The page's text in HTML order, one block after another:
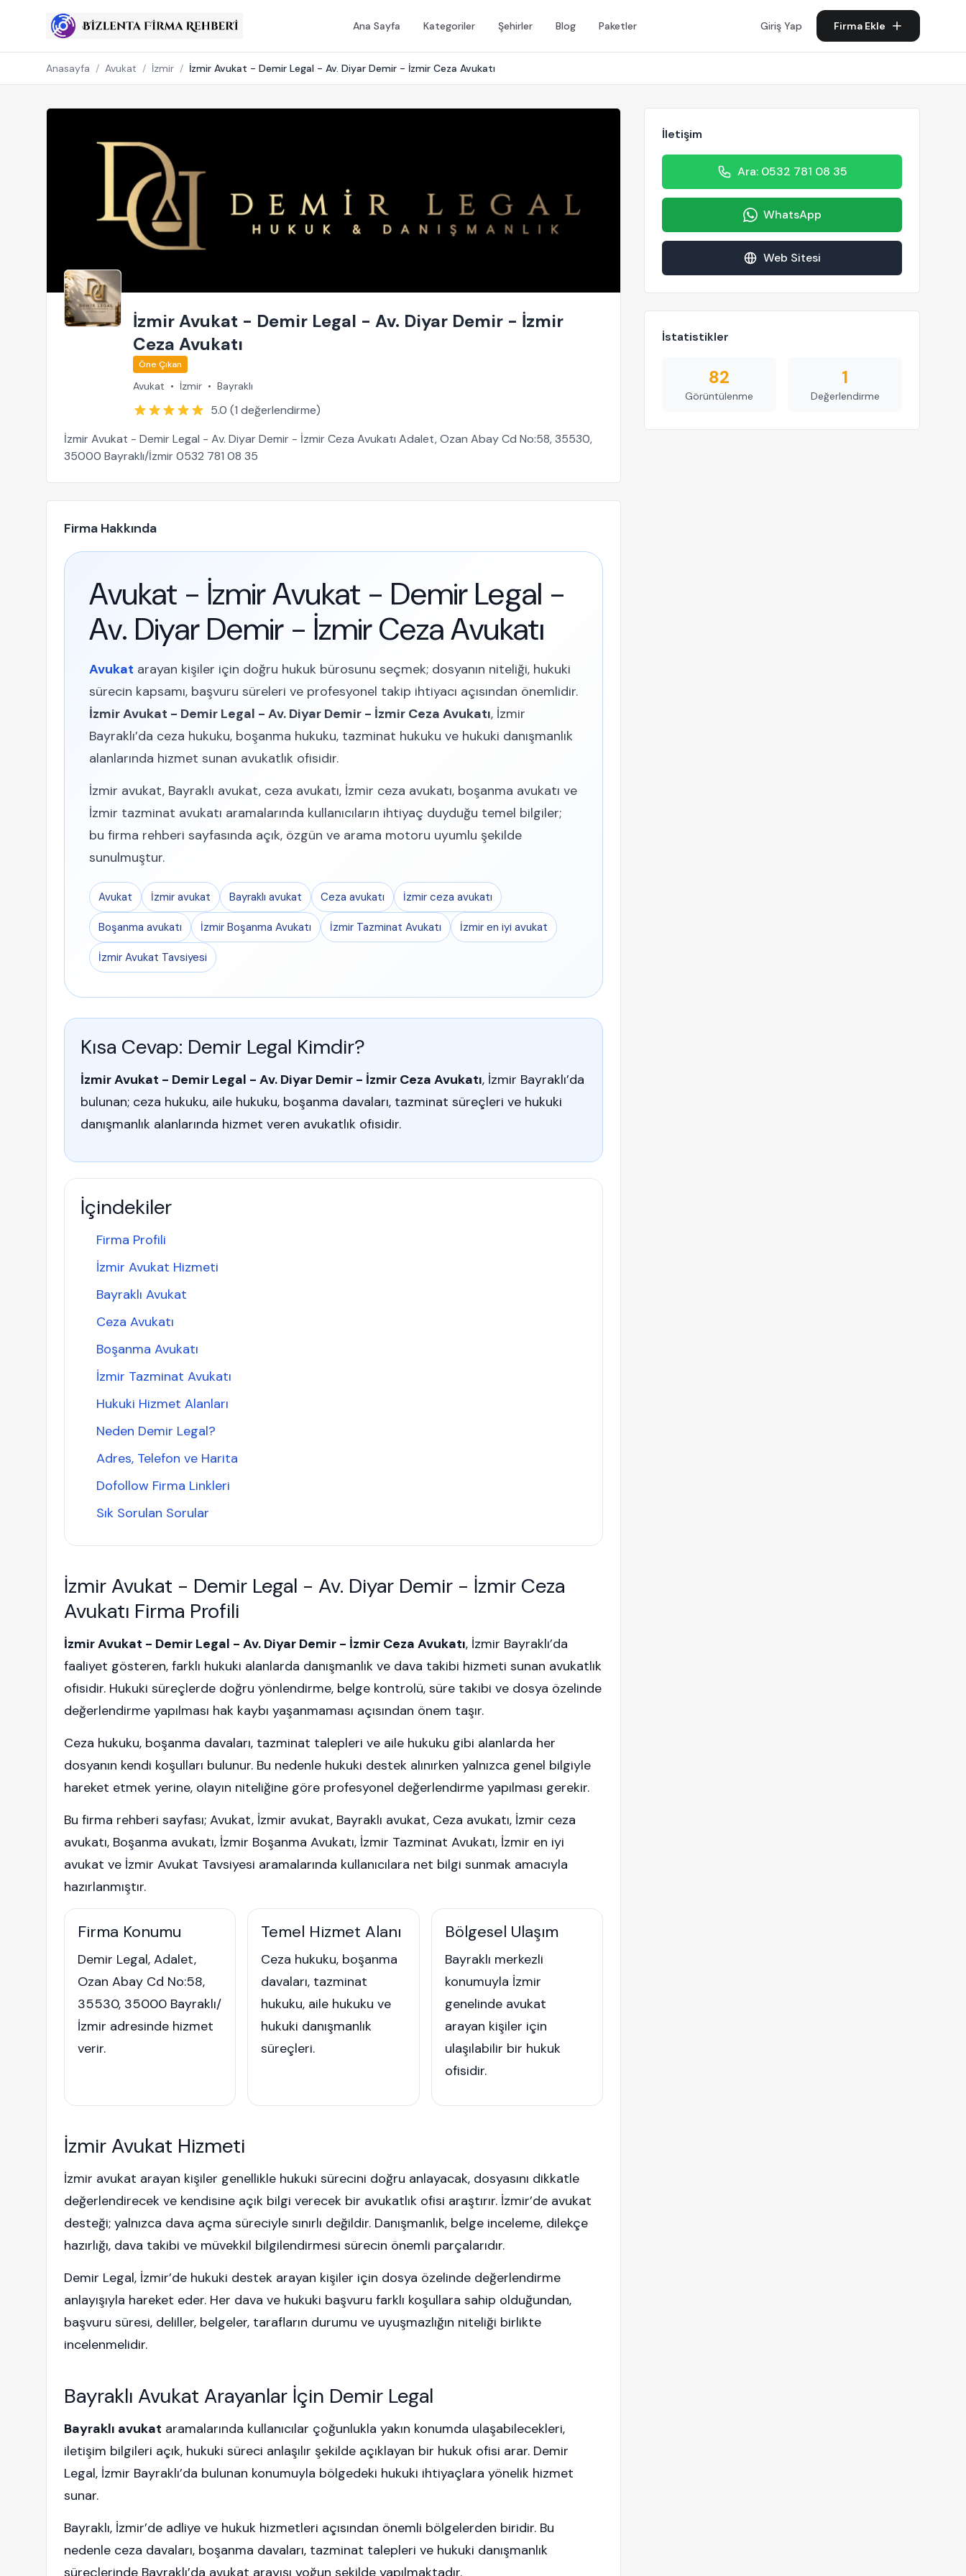
Ana Sayfa Kategoriler Şehirler Blog Paketler Giriş Yap Firma Ekle
Anasayfa / Avukat / İzmir / İzmir Avukat - Demir Legal - Av. Diyar Demir - İzmir Ceza Avukatı
İzmir Avukat - Demir Legal - Av. Diyar Demir - İzmir
Ceza Avukatı
Öne Çıkan
Avukat • İzmir • Bayraklı
5.0 (1 değerlendirme)
İzmir Avukat - Demir Legal - Av. Diyar Demir - İzmir Ceza Avukatı Adalet, Ozan Abay Cd No:58, 35530,
35000 Bayraklı/İzmir 0532 781 08 35
Firma Hakkında
Avukat - İzmir Avukat - Demir Legal -
Av. Diyar Demir - İzmir Ceza Avukatı
Avukat arayan kişiler için doğru hukuk bürosunu seçmek; dosyanın niteliği, hukuki
sürecin kapsamı, başvuru süreleri ve profesyonel takip ihtiyacı açısından önemlidir.
İzmir Avukat - Demir Legal - Av. Diyar Demir - İzmir Ceza Avukatı, İzmir
Bayraklı’da ceza hukuku, boşanma hukuku, tazminat hukuku ve hukuki danışmanlık
alanlarında hizmet sunan avukatlık ofisidir.
İzmir avukat, Bayraklı avukat, ceza avukatı, İzmir ceza avukatı, boşanma avukatı ve
İzmir tazminat avukatı aramalarında kullanıcıların ihtiyaç duyduğu temel bilgiler;
bu firma rehberi sayfasında açık, özgün ve arama motoru uyumlu şekilde
sunulmuştur.
Avukat İzmir avukat Bayraklı avukat Ceza avukatı İzmir ceza avukatı
Boşanma avukatı İzmir Boşanma Avukatı İzmir Tazminat Avukatı İzmir en iyi avukat
İzmir Avukat Tavsiyesi
Kısa Cevap: Demir Legal Kimdir?
İzmir Avukat - Demir Legal - Av. Diyar Demir - İzmir Ceza Avukatı, İzmir Bayraklı’da
bulunan; ceza hukuku, aile hukuku, boşanma davaları, tazminat süreçleri ve hukuki
danışmanlık alanlarında hizmet veren avukatlık ofisidir.
İçindekiler
Firma Profili
İzmir Avukat Hizmeti
Bayraklı Avukat
Ceza Avukatı
Boşanma Avukatı
İzmir Tazminat Avukatı
Hukuki Hizmet Alanları
Neden Demir Legal?
Adres, Telefon ve Harita
Dofollow Firma Linkleri
Sık Sorulan Sorular
İzmir Avukat - Demir Legal - Av. Diyar Demir - İzmir Ceza
Avukatı Firma Profili
İzmir Avukat - Demir Legal - Av. Diyar Demir - İzmir Ceza Avukatı, İzmir Bayraklı’da
faaliyet gösteren, farklı hukuki alanlarda danışmanlık ve dava takibi hizmeti sunan avukatlık
ofisidir. Hukuki süreçlerde doğru yönlendirme, belge kontrolü, süre takibi ve dosya özelinde
değerlendirme yapılması hak kaybı yaşanmaması açısından önem taşır.
Ceza hukuku, boşanma davaları, tazminat talepleri ve aile hukuku gibi alanlarda her
dosyanın kendi koşulları bulunur. Bu nedenle hukuki destek alınırken yalnızca genel bilgiyle
hareket etmek yerine, olayın niteliğine göre profesyonel değerlendirme yapılması gerekir.
Bu firma rehberi sayfası; Avukat, İzmir avukat, Bayraklı avukat, Ceza avukatı, İzmir ceza
avukatı, Boşanma avukatı, İzmir Boşanma Avukatı, İzmir Tazminat Avukatı, İzmir en iyi
avukat ve İzmir Avukat Tavsiyesi aramalarında kullanıcılara net bilgi sunmak amacıyla
hazırlanmıştır.
Firma Konumu
Demir Legal, Adalet,
Ozan Abay Cd No:58,
35530, 35000 Bayraklı/
İzmir adresinde hizmet
verir.
Temel Hizmet Alanı
Ceza hukuku, boşanma
davaları, tazminat
hukuku, aile hukuku ve
hukuki danışmanlık
süreçleri.
Bölgesel Ulaşım
Bayraklı merkezli
konumuyla İzmir
genelinde avukat
arayan kişiler için
ulaşılabilir bir hukuk
ofisidir.
İzmir Avukat Hizmeti
İzmir avukat arayan kişiler genellikle hukuki sürecini doğru anlayacak, dosyasını dikkatle
değerlendirecek ve kendisine açık bilgi verecek bir avukatlık ofisi araştırır. İzmir’de avukat
desteği; yalnızca dava açma süreciyle sınırlı değildir. Danışmanlık, belge inceleme, dilekçe
hazırlığı, dava takibi ve müvekkil bilgilendirmesi sürecin önemli parçalarıdır.
Demir Legal, İzmir’de hukuki destek arayan kişiler için dosya özelinde değerlendirme
anlayışıyla hareket eder. Her dava ve hukuki başvuru farklı koşullara sahip olduğundan,
başvuru süresi, deliller, belgeler, tarafların durumu ve uyuşmazlığın niteliği birlikte
incelenmelidir.
Bayraklı Avukat Arayanlar İçin Demir Legal
Bayraklı avukat aramalarında kullanıcılar çoğunlukla yakın konumda ulaşabilecekleri,
iletişim bilgileri açık, hukuki süreci anlaşılır şekilde açıklayan bir hukuk ofisi arar. Demir
Legal, İzmir Bayraklı’da bulunan konumuyla bölgedeki hukuki ihtiyaçlara yönelik hizmet
sunar.
Bayraklı, İzmir’de adliye ve hukuk hizmetleri açısından önemli bölgelerden biridir. Bu
nedenle ceza davaları, boşanma davaları, tazminat talepleri ve hukuki danışmanlık
süreçlerinde Bayraklı’da avukat arayışı yoğun şekilde yapılmaktadır.
İletişim
Ara: 0532 781 08 35
WhatsApp
Web Sitesi
İstatistikler
82
Görüntülenme
1
Değerlendirme